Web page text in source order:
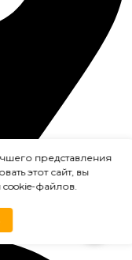
представления
этот сайт, вы
cookie-файлов.